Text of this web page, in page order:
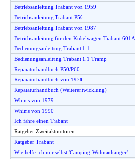
Betriebsanleitung Trabant von 1959
Betriebsanleitung Trabant P50
Betriebsanleitung Trabant von 1987
Betriebsanleitung für den Kübelwagen Trabant 601A
Bedienungsanleitung Trabant 1.1
Bedienungsanleitung Trabant 1.1 Tramp
Reparaturhandbuch P50/P60
Reparaturhandbuch von 1978
Reparaturhandbuch (Weiterentwicklung)
Whims von 1979
Whims von 1990
Ich fahre einen Trabant
Ratgeber Zweitaktmotoren
Ratgeber Trabant
Wie helfe ich mir selbst 'Camping-Wohnanhänger'